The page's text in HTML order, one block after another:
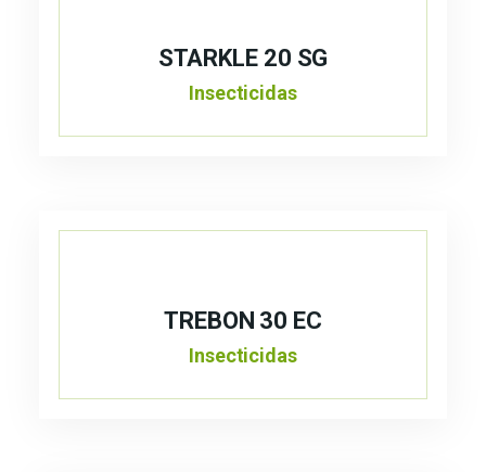
STARKLE 20 SG
Insecticidas
TREBON 30 EC
Insecticidas